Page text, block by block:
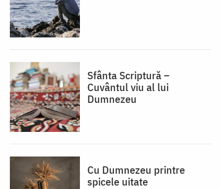
Sfânta Scriptură –
Cuvântul viu al lui
Dumnezeu
Cu Dumnezeu printre
spicele uitate